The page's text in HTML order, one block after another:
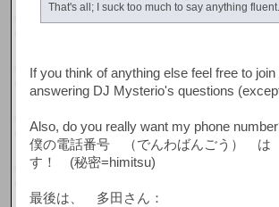
That's all; I suck too much to say anything fluent.
If you think of anything else feel free to
answering DJ Mysterio's questions
Also, do you really want my phone
僕の電話番号 （でんわばんごう）
す！ (秘密=himitsu)
最後は、 多田さん：